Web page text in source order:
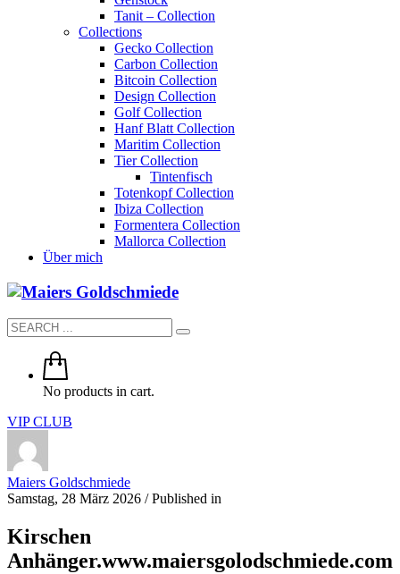
Tanit – Collection
Collections
Gecko Collection
Carbon Collection
Bitcoin Collection
Design Collection
Golf Collection
Hanf Blatt Collection
Maritim Collection
Tier Collection
Tintenfisch
Totenkopf Collection
Ibiza Collection
Formentera Collection
Mallorca Collection
Über mich
No products in cart.
VIP CLUB
Maiers Goldschmiede
Samstag, 28 März 2026 /Published in
Kirschen
Anhänger.www.maiersgolodschmiede.com